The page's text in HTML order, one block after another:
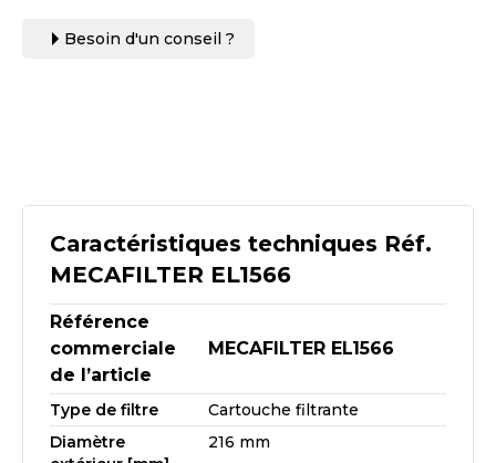
Caractéristiques techniques Réf.
MECAFILTER EL1566
Référence
commerciale
de l’article
MECAFILTER EL1566
Type de filtre
Cartouche filtrante
Diamètre
216 mm
Besoin d'un conseil ?